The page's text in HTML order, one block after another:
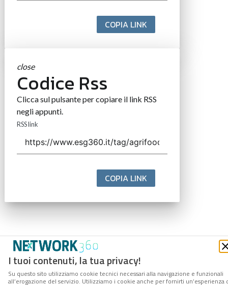
I tuoi contenuti, la tua privacy!
Su questo sito utilizziamo cookie tecnici necessari alla navigazione e funzionali
all’erogazione del servizio. Utilizziamo i cookie anche per fornirti un’esperienza
COPIA LINK
close
Codice Rss
Clicca sul pulsante per copiare il link RSS
negli appunti.
RSS link
COPIA LINK